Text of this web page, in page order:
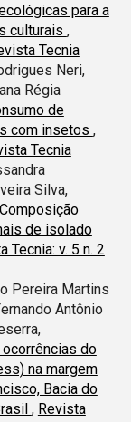
para a
culturais ,
Tecnia
Neri,
Régia
de
com insetos ,
Tecnia
Silva,
Composição
de isolado
Tecnia: v. 5 n. 2
Pereira Martins
Antônio
do
na margem
Bacia do
, Revista